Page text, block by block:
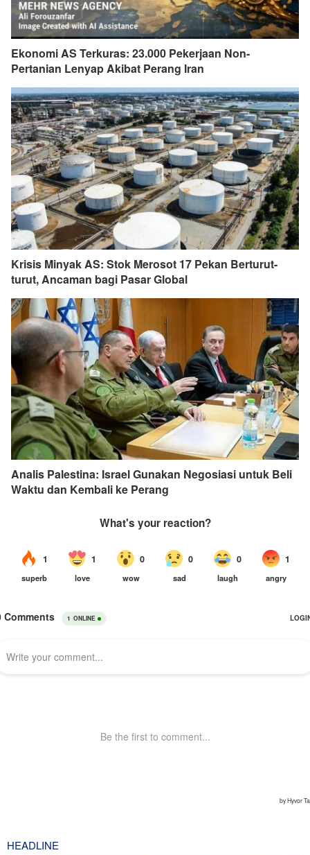
Ekonomi AS Terkuras: 23.000 Pekerjaan Non-
Pertanian Lenyap Akibat Perang Iran
Krisis Minyak AS: Stok Merosot 17 Pekan Berturut-
turut, Ancaman bagi Pasar Global
Analis Palestina: Israel Gunakan Negosiasi untuk Beli
Waktu dan Kembali ke Perang
HEADLINE